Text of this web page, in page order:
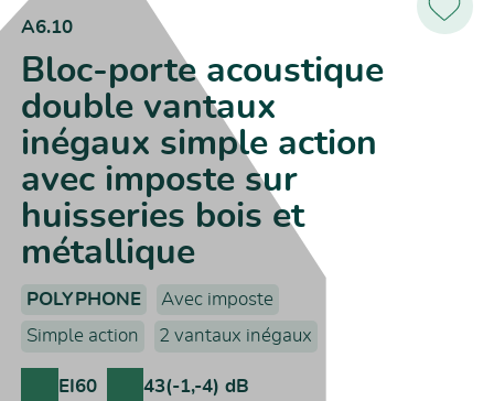
Ajoutez
A6.10
Bloc-porte acoustique
double vantaux
inégaux simple action
avec imposte sur
huisseries bois et
métallique
POLYPHONE
Avec imposte
Simple action
2 vantaux inégaux
EI60 43(-1,-4) dB